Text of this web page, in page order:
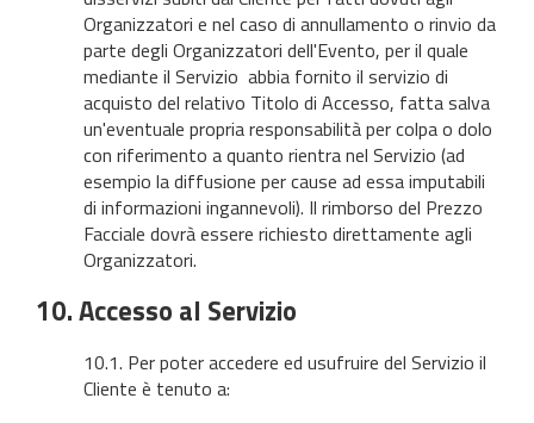
Organizzatori e nel caso di annullamento o rinvio da
parte degli Organizzatori dell'Evento, per il quale
mediante il Servizio abbia fornito il servizio di
acquisto del relativo Titolo di Accesso, fatta salva
un'eventuale propria responsabilità per colpa o dolo
con riferimento a quanto rientra nel Servizio (ad
esempio la diffusione per cause ad essa imputabili
di informazioni ingannevoli). Il rimborso del Prezzo
Facciale dovrà essere richiesto direttamente agli
Organizzatori.
10. Accesso al Servizio
10.1. Per poter accedere ed usufruire del Servizio il
Cliente è tenuto a: